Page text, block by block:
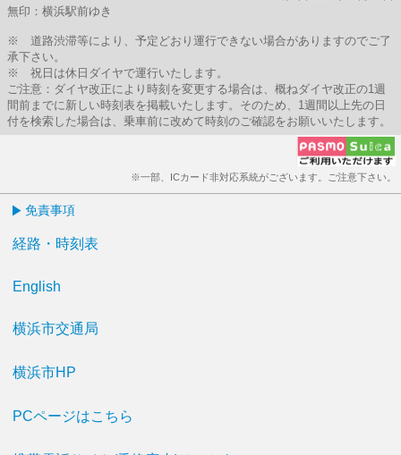
無印：横浜駅前ゆき
※ 道路渋滞等により、予定どおり運行できない場合がありますのでご了
承下さい。
※ 祝日は休日ダイヤで運行いたします。
ご注意：ダイヤ改正により時刻を変更する場合は、概ねダイヤ改正の1週
間前までに新しい時刻表を掲載いたします。そのため、1週間以上先の日
付を検索した場合は、乗車前に改めて時刻のご確認をお願いいたします。
※一部、ICカード非対応系統がございます。ご注意下さい。
免責事項
経路・時刻表
English
横浜市交通局
横浜市HP
PCページはこちら